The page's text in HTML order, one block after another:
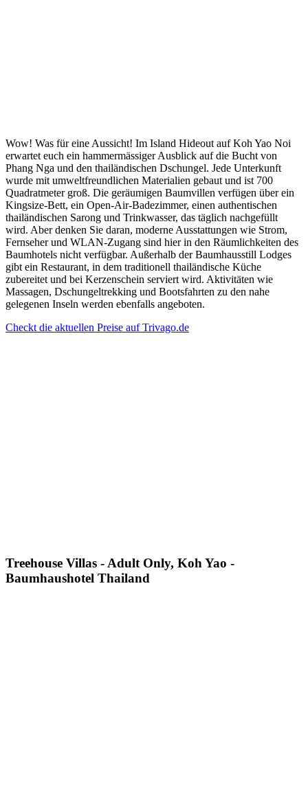
Wow! Was für eine Aussicht! Im Island Hideout auf Koh Yao Noi
erwartet euch ein hammermässiger Ausblick auf die Bucht von
Phang Nga und den thailändischen Dschungel. Jede Unterkunft
wurde mit umweltfreundlichen Materialien gebaut und ist 700
Quadratmeter groß. Die geräumigen Baumvillen verfügen über ein
Kingsize-Bett, ein Open-Air-Badezimmer, einen authentischen
thailändischen Sarong und Trinkwasser, das täglich nachgefüllt
wird. Aber denken Sie daran, moderne Ausstattungen wie Strom,
Fernseher und WLAN-Zugang sind hier in den Räumlichkeiten des
Baumhotels nicht verfügbar. Außerhalb der Baumhausstill Lodges
gibt ein Restaurant, in dem traditionell thailändische Küche
zubereitet und bei Kerzenschein serviert wird. Aktivitäten wie
Massagen, Dschungeltrekking und Bootsfahrten zu den nahe
gelegenen Inseln werden ebenfalls angeboten.
Checkt die aktuellen Preise auf Trivago.de
Treehouse Villas - Adult Only, Koh Yao -
Baumhaushotel Thailand